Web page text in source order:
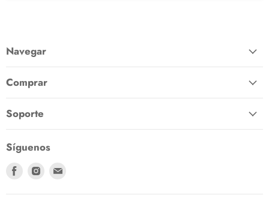
Navegar
Comprar
Soporte
Síguenos
EncuéntranosEncuéntranos